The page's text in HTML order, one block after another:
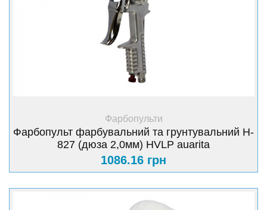
+ Купити
Фарбопульти
Фарбопульт фарбувальний та грунтувальний H-
827 (дюза 2,0мм) HVLP auarita
1086.16 грн